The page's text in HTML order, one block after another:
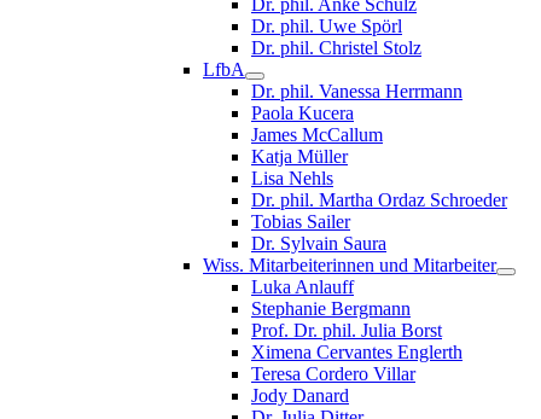
Dr. phil. Uwe Spörl
Dr. phil. Christel Stolz
LfbA
Dr. phil. Vanessa Herrmann
Paola Kucera
James McCallum
Katja Müller
Lisa Nehls
Dr. phil. Martha Ordaz Schroeder
Tobias Sailer
Dr. Sylvain Saura
Wiss. Mitarbeiterinnen und Mitarbeiter
Luka Anlauff
Stephanie Bergmann
Prof. Dr. phil. Julia Borst
Ximena Cervantes Englerth
Teresa Cordero Villar
Jody Danard